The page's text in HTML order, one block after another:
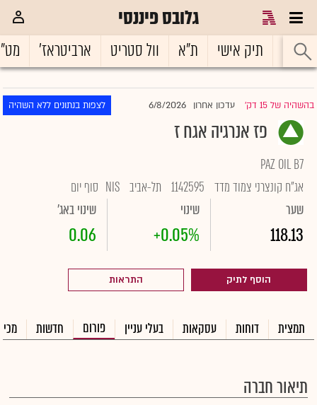
גלובס פיננסי
ראשי תיק אישי ת"א וול סטריט ארביטראז'
בהשהיה של 15 דק' |עדכון אחרון 6/8/2026 לצפות בנתונים ללא השהיה
פז אנרגיה אגח ז
PAZ OIL B7
אג"ח קונצרני צמוד מדד 1142595 תל-אביב NIS סוף יום
שער
118.13
שינוי
+0.05%
שינוי באג'
0.06
הוסף לתיק התראות
תמצית דוחות עסקאות בעלי עניין פורום חדשות
תיאור חברה